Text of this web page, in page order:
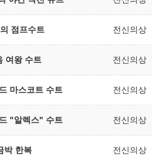
점프수트 전신의상
여왕 수트 전신의상
마스코트 수트 전신의상
"알렉스" 수트 전신의상
박 한복 전신의상